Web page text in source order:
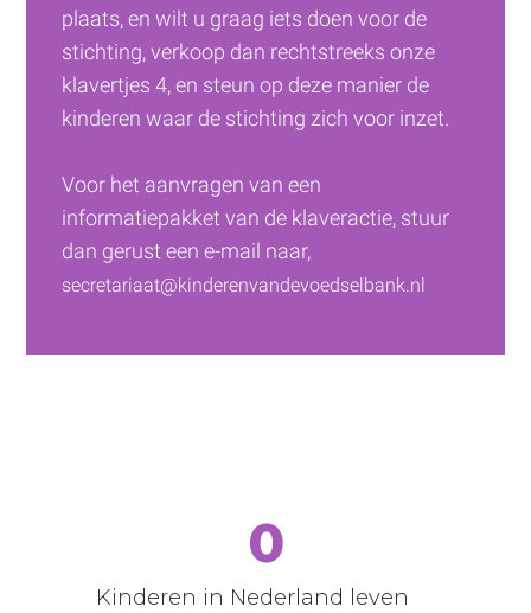
plaats, en wilt u graag iets doen voor de
stichting, verkoop dan rechtstreeks onze
klavertjes 4, en steun op deze manier de
kinderen waar de stichting zich voor inzet.
Voor het aanvragen van een
informatiepakket van de klaveractie, stuur
secretariaat@kinderenvandevoedselbank.nl
Kinderen in Nederland leven
0